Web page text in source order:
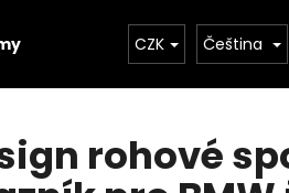
Chiptuning Projekty
CZK Čeština
rohové